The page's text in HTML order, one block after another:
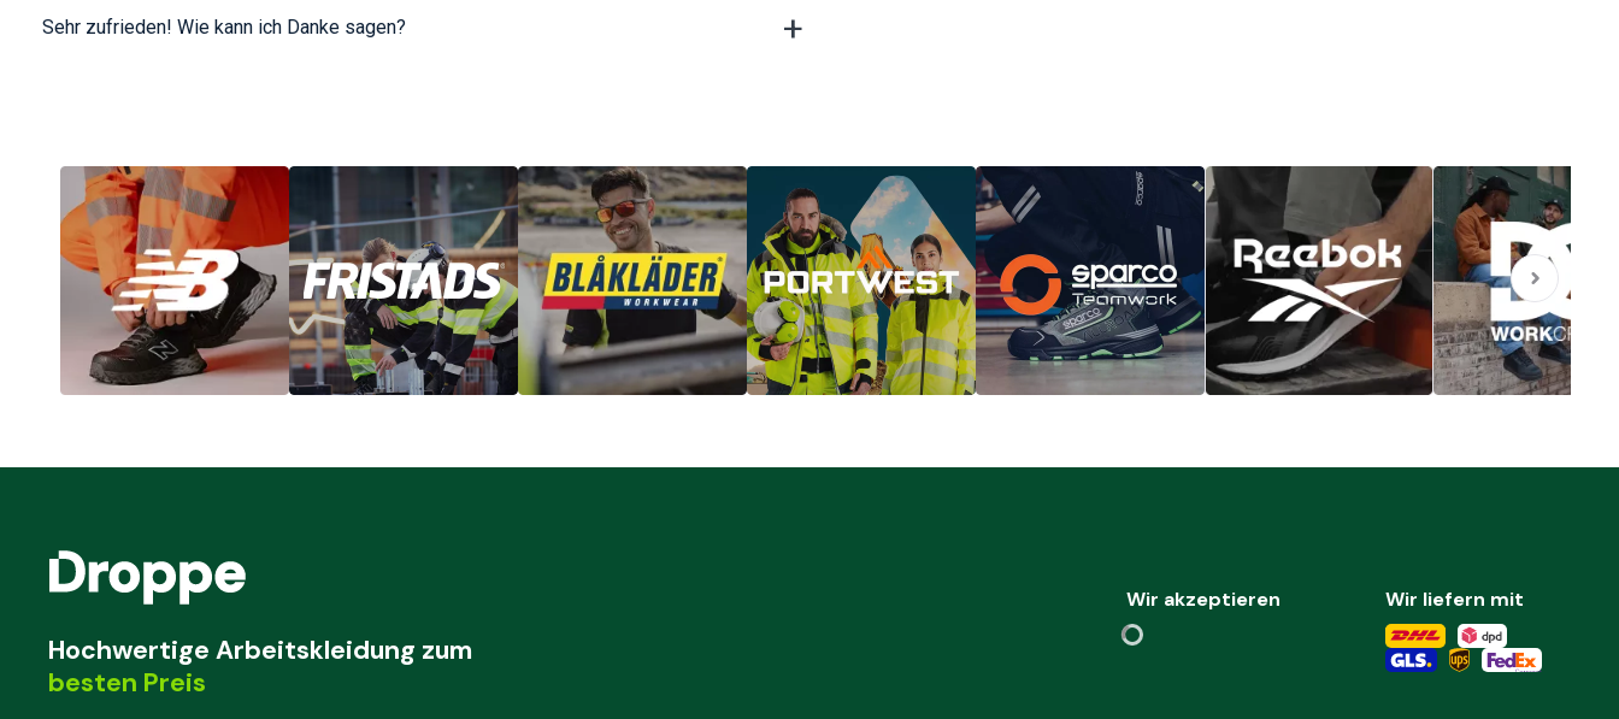
Sehr zufrieden! Wie kann ich Danke sagen?
Hochwertige Arbeitskleidung zum
besten Preis
Wir akzeptieren Wir liefern mit